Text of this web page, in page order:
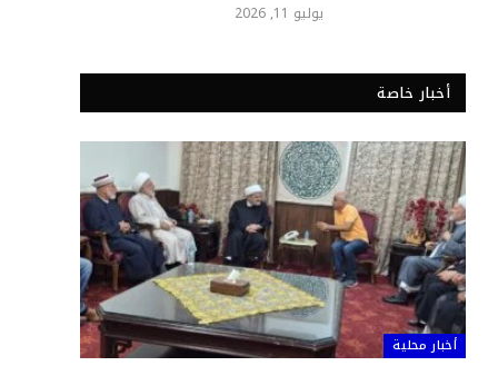
يوليو 11, 2026
أخبار خاصة
أخبار محلية